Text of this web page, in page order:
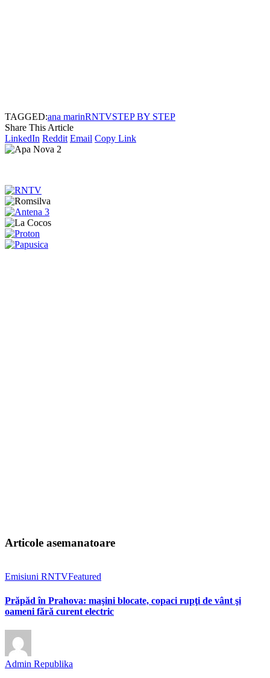
TAGGED:ana marinRNTVSTEP BY STEP
Share This Article
LinkedIn Reddit Email Copy Link
Articole asemanatoare
Emisiuni RNTVFeatured
Prăpăd în Prahova: maşini blocate, copaci rupţi de vânt şi
oameni fără curent electric
Admin Republika